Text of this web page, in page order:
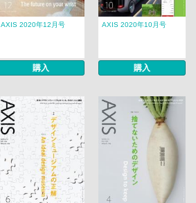
AXIS 2020年12月号
購入
AXIS 2020年10月号
購入